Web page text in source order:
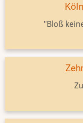
"Bloß